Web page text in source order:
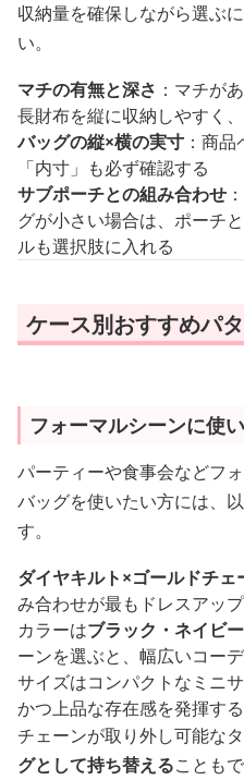
収納量を確保しながら選ぶ
い。
マチの有無と深さ ：マチが
長財布を縦に収納しやすく
バッグの縦×横の実寸 ：商
「内寸」も必ず確認する
サブポーチとの組み合わせ
グが小さい場合は、ポーチ
ルも選択肢に入れる
ケース別おすすめパ
フォーマルシーンに使
パーティーや食事会などフ
バッグを使いたい方には、
す。
ダイヤキルト×ゴールドチ
み合わせが最もドレスアッ
カラーはブラック・ネイビ
ーンを選ぶと、幅広いコー
サイズはコンパクトなミニ
かつ上品な存在感を発揮する
チェーンが取り外し可能なタ
グとして持ち替えることも